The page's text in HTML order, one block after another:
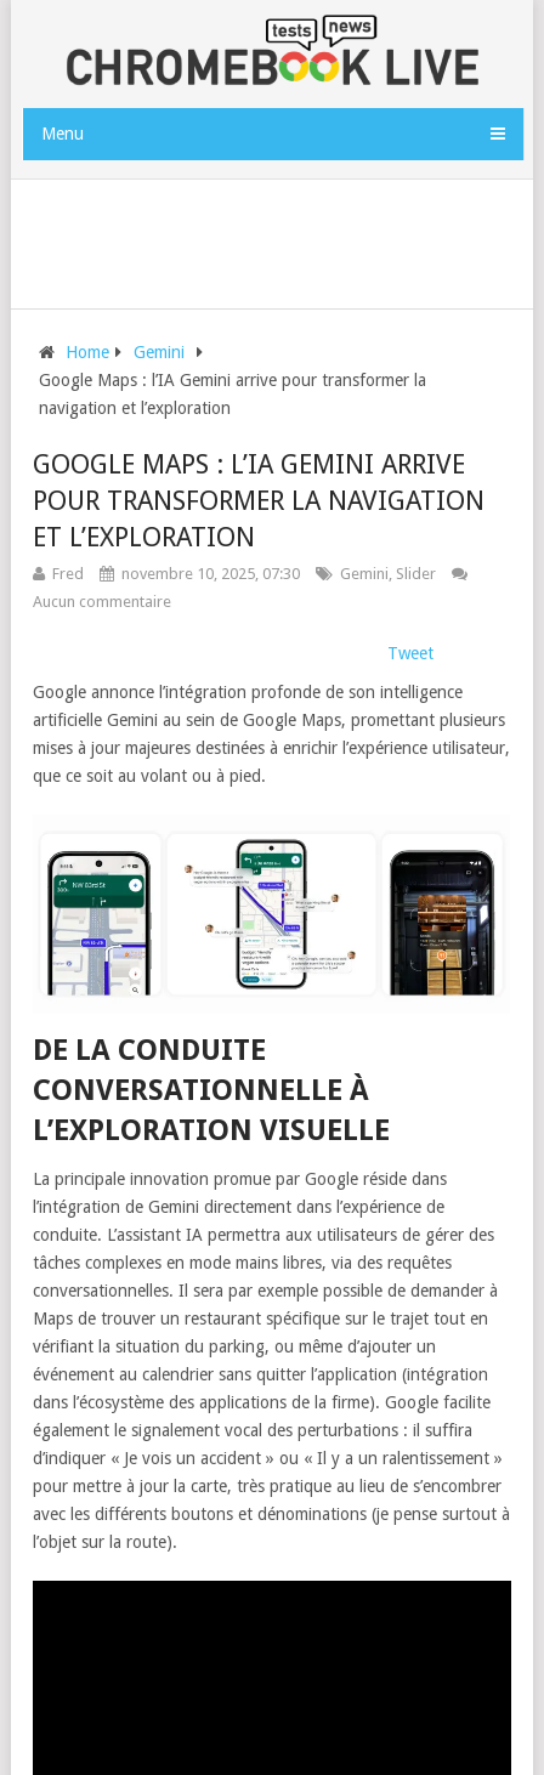
Menu
Home
Gemini
Google Maps : l’IA Gemini arrive pour transformer la
navigation et l’exploration
GOOGLE MAPS : L’IA GEMINI ARRIVE
POUR TRANSFORMER LA NAVIGATION
ET L’EXPLORATION
Fred novembre 10, 2025, 07:30 Gemini, Slider
Aucun commentaire
Tweet
Google annonce l’intégration profonde de son intelligence
artificielle Gemini au sein de Google Maps, promettant plusieurs
mises à jour majeures destinées à enrichir l’expérience utilisateur,
que ce soit au volant ou à pied.
DE LA CONDUITE
CONVERSATIONNELLE À
L’EXPLORATION VISUELLE
La principale innovation promue par Google réside dans
l’intégration de Gemini directement dans l’expérience de
conduite. L’assistant IA permettra aux utilisateurs de gérer des
tâches complexes en mode mains libres, via des requêtes
conversationnelles. Il sera par exemple possible de demander à
Maps de trouver un restaurant spécifique sur le trajet tout en
vérifiant la situation du parking, ou même d’ajouter un
événement au calendrier sans quitter l’application (intégration
dans l’écosystème des applications de la firme). Google facilite
également le signalement vocal des perturbations : il suffira
d’indiquer « Je vois un accident » ou « Il y a un ralentissement »
pour mettre à jour la carte, très pratique au lieu de s’encombrer
avec les différents boutons et dénominations (je pense surtout à
l’objet sur la route).